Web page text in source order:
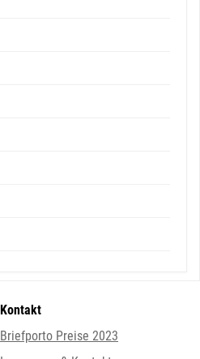
Kontakt
Briefporto Preise 2023